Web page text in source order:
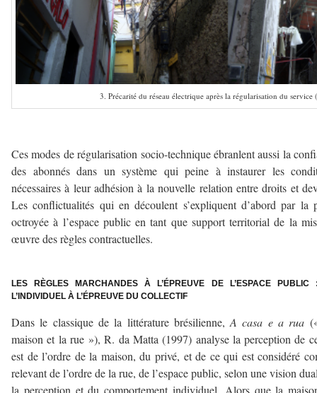
3. Précarité du réseau électrique après la régularisation du service
Ces modes de régularisation socio-technique ébranlent aussi la
des abonnés dans un système qui peine à instaurer les
nécessaires à leur adhésion à la nouvelle relation entre droits et
Les conflictualités qui en découlent s’expliquent d’abord par la
octroyée à l’espace public en tant que support territorial de la
œuvre des règles contractuelles.
LES RÈGLES MARCHANDES À L’ÉPREUVE DE L’ESPACE
L’INDIVIDUEL À L’ÉPREUVE DU COLLECTIF
Dans le classique de la littérature brésilienne,A casa e a rua
maison et la rue »), R. da Matta (1997) analyse la perception de
est de l’ordre de la maison, du privé, et de ce qui est considéré
relevant de l’ordre de la rue, de l’espace public, selon une vision
la perception et du comportement individuel. Alors que la